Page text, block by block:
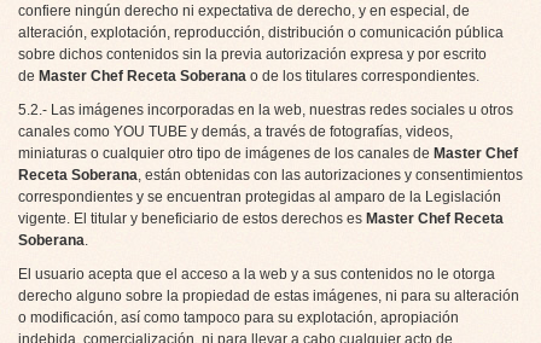
confiere ningún derecho ni expectativa de derecho, y en especial, de
alteración, explotación, reproducción, distribución o comunicación pública
sobre dichos contenidos sin la previa autorización expresa y por escrito
de Master Chef Receta Soberana o de los titulares correspondientes.
5.2.- Las imágenes incorporadas en la web, nuestras redes sociales u otros
canales como YOU TUBE y demás, a través de fotografías, videos,
miniaturas o cualquier otro tipo de imágenes de los canales de Master Chef
Receta Soberana, están obtenidas con las autorizaciones y consentimientos
correspondientes y se encuentran protegidas al amparo de la Legislación
vigente. El titular y beneficiario de estos derechos es Master Chef Receta
Soberana.
El usuario acepta que el acceso a la web y a sus contenidos no le otorga
derecho alguno sobre la propiedad de estas imágenes, ni para su alteración
o modificación, así como tampoco para su explotación, apropiación